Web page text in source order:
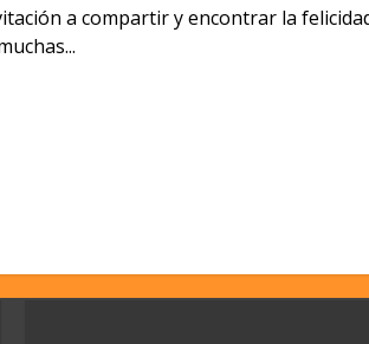
a compartir y encontrar la